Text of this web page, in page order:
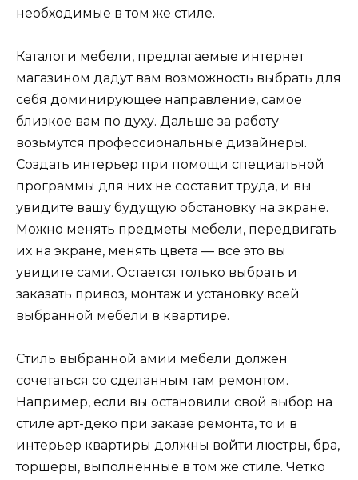
необходимые в том же стиле.
Каталоги мебели, предлагаемые интернет
магазином дадут вам возможность выбрать для
себя доминирующее направление, самое
близкое вам по духу. Дальше за работу
возьмутся профессиональные дизайнеры.
Создать интерьер при помощи специальной
программы для них не составит труда, и вы
увидите вашу будущую обстановку на экране.
Можно менять предметы мебели, передвигать
их на экране, менять цвета — все это вы
увидите сами. Остается только выбрать и
заказать привоз, монтаж и установку всей
выбранной мебели в квартире.
Стиль выбранной амии мебели должен
сочетаться со сделанным там ремонтом.
Например, если вы остановили свой выбор на
стиле арт-деко при заказе ремонта, то и в
интерьер квартиры должны войти люстры, бра,
торшеры, выполненные в том же стиле. Четко